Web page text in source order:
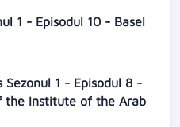
1 - Episodul 10 - Basel
Sezonul 1 - Episodul 8 -
the Institute of the Arab